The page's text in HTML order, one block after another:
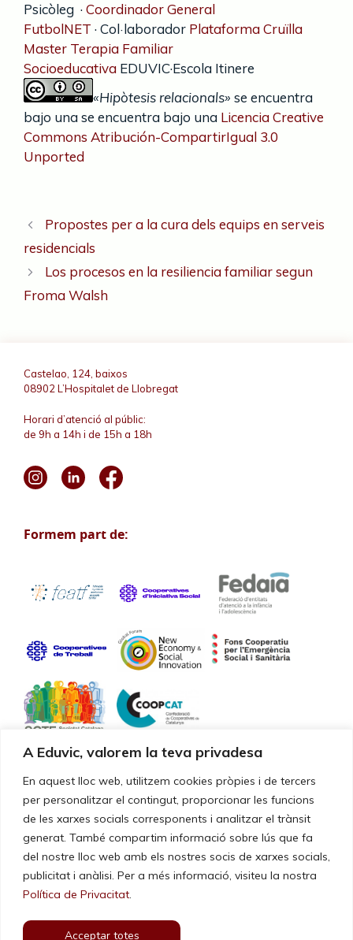
A Eduvic, valorem la teva privadesa
En aquest lloc web, utilitzem cookies pròpies i de tercers
per personalitzar el contingut, proporcionar les funcions
de les xarxes socials corresponents i analitzar el trànsit
generat. També compartim informació sobre lús que fa
del nostre lloc web amb els nostres socis de xarxes socials,
publicitat i anàlisi. Per a més informació, visiteu la nostra
Política de Privacitat
Acceptar totes
Psicòleg ·Coordinador General
FutbolNET · Col·laborador Plataforma Cruïlla
Master Terapia Familiar
Socioeducativa EDUVIC·Escola Itinere
«Hipòtesis relacionals» se encuentra
bajo una se encuentra bajo una Licencia Creative
Commons Atribución-CompartirIgual 3.0
Unported
Propostes per a la cura dels equips en serveis
residencials
Los procesos en la resiliencia familiar segun
Froma Walsh
Castelao, 124, baixos
08902 L’Hospitalet de Llobregat
Horari d’atenció al públic:
de 9h a 14h i de 15h a 18h
Formem part de:
Certificacions de qualitat
Els nostres serveis i la gestió estan certificats segons la norma
UNE-EN ISO 9001:2015